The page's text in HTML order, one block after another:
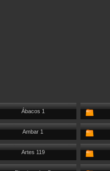
Ábacos 1
Ambar 1
Artes 119